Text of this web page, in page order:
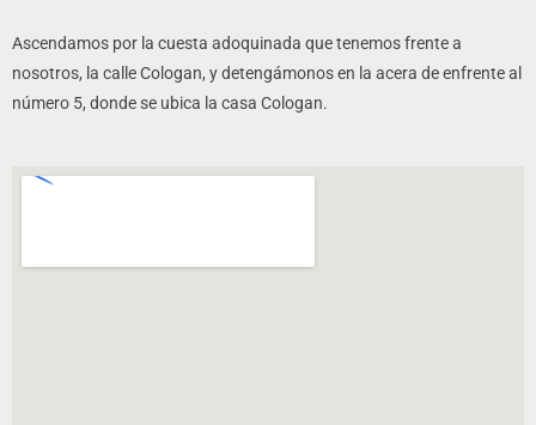
Ascendamos por la cuesta adoquinada que tenemos frente a
nosotros, la calle Cologan, y detengámonos en la acera de enfrente al
número 5, donde se ubica la casa Cologan.